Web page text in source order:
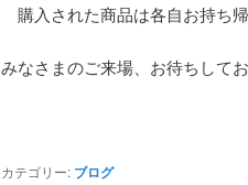
購入された商品は各自お持ち帰
みなさまのご来場、お待ちして
カテゴリー: ブログ